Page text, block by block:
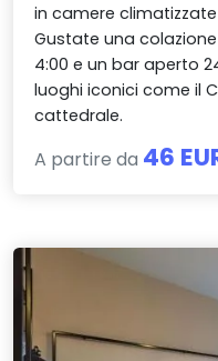
in camere
Gustate una
4:00 e un bar aperto
luoghi iconici come il
cattedrale.
A partire da 46